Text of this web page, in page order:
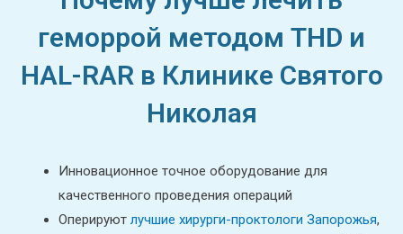
геморрой методом THD и
HAL-RAR в Клинике Святого
Николая
Инновационное точное оборудование для
качественного проведения операций
Оперируютлучшие хирурги-проктологи Запорожья,